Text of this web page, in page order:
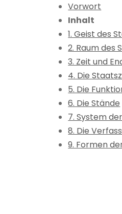
Vorwort
Inhalt
1. Geist des
2. Raum des
3. Zeit und
4. Die
5. Die
6. Die Stände
7. System
8. Die
9. Formen